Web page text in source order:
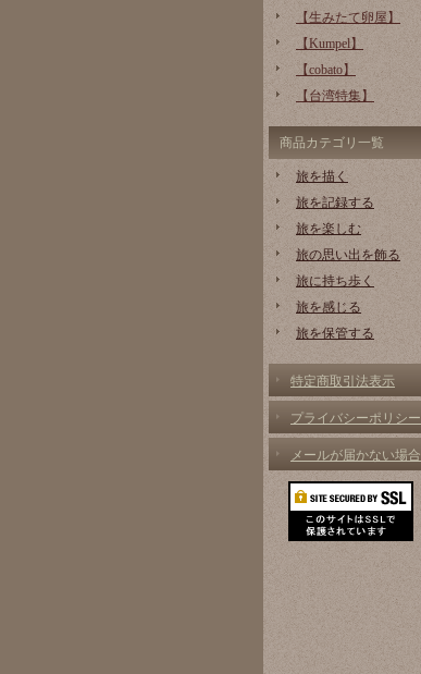
【生みたて卵屋】
【Kumpel】
【cobato】
【台湾特集】
商品カテゴリ一覧
旅を描く
旅を記録する
旅を楽しむ
旅の思い出を飾る
旅に持ち歩く
旅を感じる
旅を保管する
特定商取引法表示
プライバシーポリシー
メールが届かない場合